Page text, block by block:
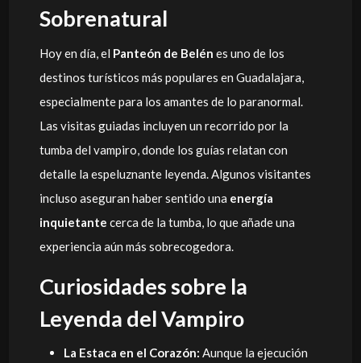
Sobrenatural
Hoy en día, el Panteón de Belén es uno de los
destinos turísticos más populares en Guadalajara,
especialmente para los amantes de lo paranormal.
Las visitas guiadas incluyen un recorrido por la
tumba del vampiro, donde los guías relatan con
detalle la espeluznante leyenda. Algunos visitantes
incluso aseguran haber sentido una energía
inquietante cerca de la tumba, lo que añade una
experiencia aún más sobrecogedora.
Curiosidades sobre la
Leyenda del Vampiro
La Estaca en el Corazón: Aunque la ejecución